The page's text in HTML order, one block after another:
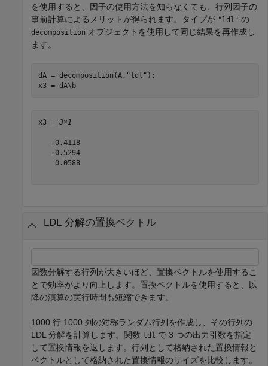
を使用すると、因子の使用方法を知らなくても、行列因子の
事前計算によるメリットが得られます。タイプが "ldl" の
decomposition オブジェクトを使用して同じ結果を再作成し
ます。
dA = decomposition(A, "ldl" );
x3 = dA\b
x3 = 3×1
   -0.4118
   -0.5294
    0.0588
LDL 分解の置換ベクトル
因数分解する行列が大きいほど、置換ベクトルを使用するこ
とで効率がより向上します。置換ベクトルを使用すると、以
降の演算の実行時間も短縮できます。
1000 行 1000 列の対称ランダム行列を作成し、その行列の
LDL 分解を計算します。関数 ldl で 3 つの出力引数を指定
して置換情報を返します。行列として格納された置換情報と
ベクトルとして格納された置換情報のサイズを比較します。